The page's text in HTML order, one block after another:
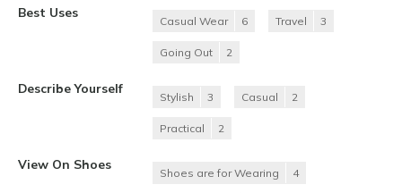
Best Uses
Casual Wear 6 Travel 3
Going Out 2
Describe Yourself
Stylish 3 Casual 2
Practical 2
View On Shoes
Shoes are for Wearing 4